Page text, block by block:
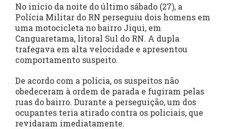
No início da noite do último sábado (27), a
Polícia Militar do RN perseguiu dois homens em
uma motocicleta no bairro Jiqui, em
Canguaretama, litoral Sul do RN. A dupla
trafegava em alta velocidade e apresentou
comportamento suspeito.
De acordo com a polícia, os suspeitos não
obedeceram à ordem de parada e fugiram pelas
ruas do bairro. Durante a perseguição, um dos
ocupantes teria atirado contra os policiais, que
revidaram imediatamente.